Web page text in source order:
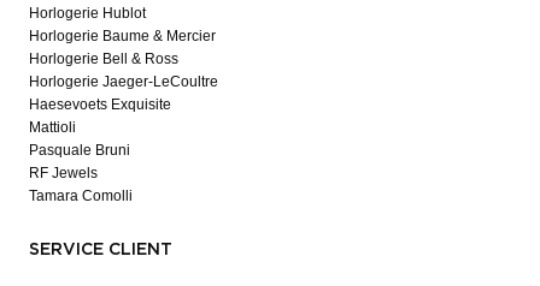
Horlogerie Hublot
Horlogerie Baume & Mercier
Horlogerie Bell & Ross
Horlogerie Jaeger-LeCoultre
Haesevoets Exquisite
Mattioli
Pasquale Bruni
RF Jewels
Tamara Comolli
SERVICE CLIENT